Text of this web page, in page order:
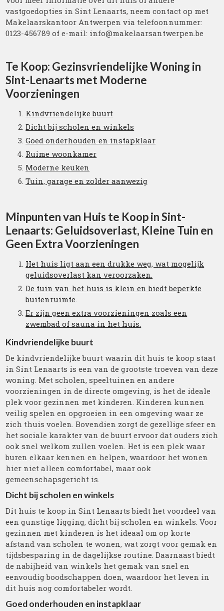
vastgoedopties in Sint Lenaarts, neem contact op met
Makelaarskantoor Antwerpen via telefoonnummer:
0123-456789 of e-mail: info@makelaarsantwerpen.be
Te Koop: Gezinsvriendelijke Woning in
Sint-Lenaarts met Moderne
Voorzieningen
Kindvriendelijke buurt
Dicht bij scholen en winkels
Goed onderhouden en instapklaar
Ruime woonkamer
Moderne keuken
Tuin, garage en zolder aanwezig
Minpunten van Huis te Koop in Sint-
Lenaarts: Geluidsoverlast, Kleine Tuin en
Geen Extra Voorzieningen
Het huis ligt aan een drukke weg, wat mogelijk
geluidsoverlast kan veroorzaken.
De tuin van het huis is klein en biedt beperkte
buitenruimte.
Er zijn geen extra voorzieningen zoals een
zwembad of sauna in het huis.
Kindvriendelijke buurt
De kindvriendelijke buurt waarin dit huis te koop staat
in Sint Lenaarts is een van de grootste troeven van deze
woning. Met scholen, speeltuinen en andere
voorzieningen in de directe omgeving, is het de ideale
plek voor gezinnen met kinderen. Kinderen kunnen
veilig spelen en opgroeien in een omgeving waar ze
zich thuis voelen. Bovendien zorgt de gezellige sfeer en
het sociale karakter van de buurt ervoor dat ouders zich
ook snel welkom zullen voelen. Het is een plek waar
buren elkaar kennen en helpen, waardoor het wonen
hier niet alleen comfortabel, maar ook
gemeenschapsgericht is.
Dicht bij scholen en winkels
Dit huis te koop in Sint Lenaarts biedt het voordeel van
een gunstige ligging, dicht bij scholen en winkels. Voor
gezinnen met kinderen is het ideaal om op korte
afstand van scholen te wonen, wat zorgt voor gemak en
tijdsbesparing in de dagelijkse routine. Daarnaast biedt
de nabijheid van winkels het gemak van snel en
eenvoudig boodschappen doen, waardoor het leven in
dit huis nog comfortabeler wordt.
Goed onderhouden en instapklaar